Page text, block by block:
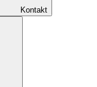
Kontakt